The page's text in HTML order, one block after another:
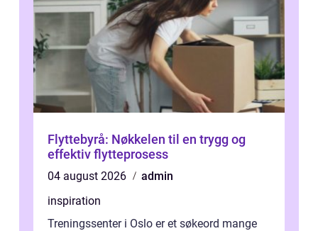
Flyttebyrå: Nøkkelen til en trygg og
effektiv flytteprosess
04 august 2026
admin
inspiration
Treningssenter i Oslo er et søkeord mange